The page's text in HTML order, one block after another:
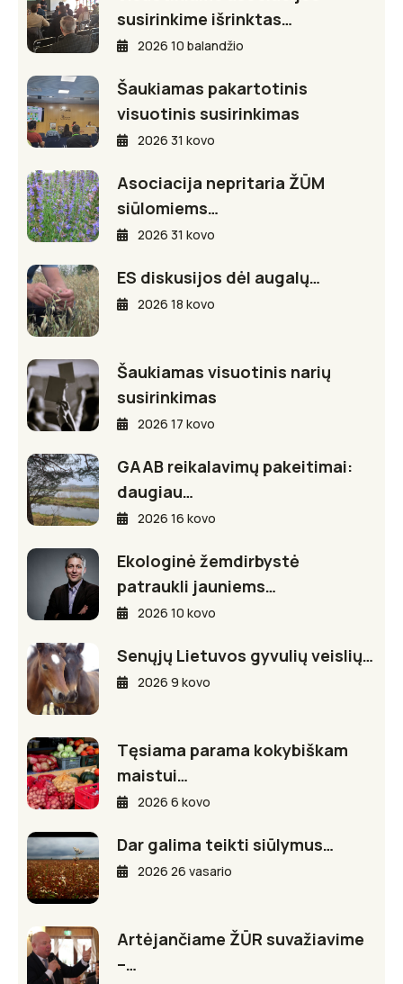
susirinkime išrinktas…
2026 10 balandžio
Šaukiamas pakartotinis
visuotinis susirinkimas
2026 31 kovo
Asociacija nepritaria ŽŪM
siūlomiems…
2026 31 kovo
ES diskusijos dėl augalų…
2026 18 kovo
Šaukiamas visuotinis narių
susirinkimas
2026 17 kovo
GAAB reikalavimų pakeitimai:
daugiau…
2026 16 kovo
Ekologinė žemdirbystė
patraukli jauniems…
2026 10 kovo
Senųjų Lietuvos gyvulių veislių…
2026 9 kovo
Tęsiama parama kokybiškam
maistui…
2026 6 kovo
Dar galima teikti siūlymus…
2026 26 vasario
Artėjančiame ŽŪR suvažiavime
–…